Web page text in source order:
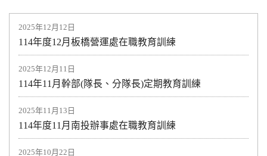
2025年12月12日
114年度12月板橋營運處在職教育訓練
2025年12月11日
114年11月幹部(隊長、分隊長)定期教育訓練
2025年11月13日
114年度11月南投辦事處在職教育訓練
2025年10月22日